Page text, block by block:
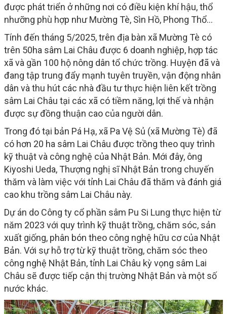
được phát triển ở những nơi có điều kiện khí hậu, thổ
nhưỡng phù hợp như Mường Tè, Sìn Hồ, Phong Thổ...
Tính đến tháng 5/2025, trên địa bàn xã Mường Tè có
trên 50ha sâm Lai Châu được 6 doanh nghiệp, hợp tác
xã và gần 100 hộ nông dân tổ chức trồng. Huyện đã và
đang tập trung đẩy mạnh tuyên truyền, vận động nhân
dân và thu hút các nhà đầu tư thực hiện liên kết trồng
sâm Lai Châu tại các xã có tiềm năng, lợi thế và nhận
được sự đồng thuận cao của người dân.
Trong đó tại bản Pá Hạ, xã Pa Vệ Sủ (xã Mường Tè) đã
có hơn 20 ha sâm Lai Châu được trồng theo quy trình
kỹ thuật và công nghệ của Nhật Bản. Mới đây, ông
Kiyoshi Ueda, Thượng nghị sĩ Nhật Bản trong chuyến
thăm và làm việc với tỉnh Lai Châu đã thăm và đánh giá
cao khu trồng sâm Lai Châu này.
Dự án do Công ty cổ phần sâm Pu Si Lung thực hiện từ
năm 2023 với quy trình kỹ thuật trồng, chăm sóc, sản
xuất giống, phân bón theo công nghệ hữu cơ của Nhật
Bản. Với sự hỗ trợ từ kỹ thuật trồng, chăm sóc theo
công nghệ Nhật Bản, tỉnh Lai Châu kỳ vọng sâm Lai
Châu sẽ được tiếp cận thị trường Nhật Bản và một số
nước khác.